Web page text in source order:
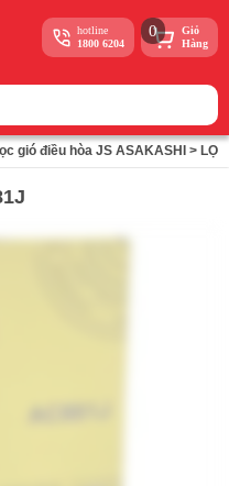
hotline
1800 6204
0
Giỏ
Hàng
gió điều hòa JS ASAKASHI >